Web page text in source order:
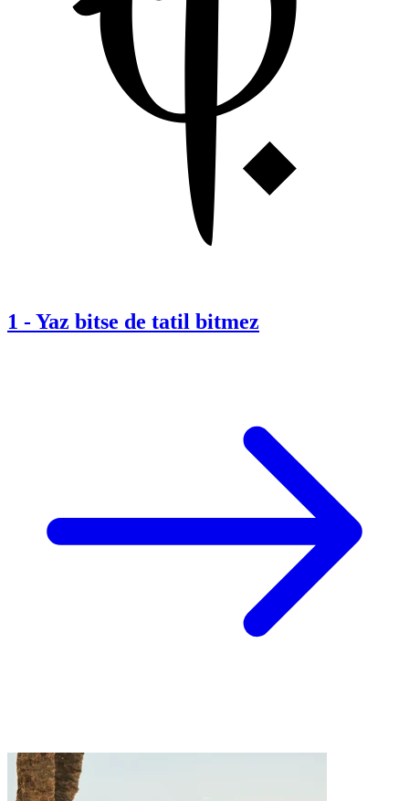
1 -Yaz bitse de tatil bitmez